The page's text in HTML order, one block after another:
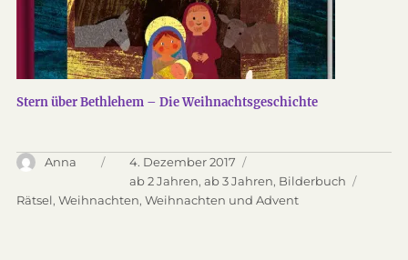
Stern über Bethlehem – Die Weihnachtsgeschichte
Autor
Anna
Veröffentlicht
am
4. Dezember 2017
Kategorien
ab 2 Jahren, ab 3 Jahren, Bilderbuch
Schlagwörter
Rätsel, Weihnachten, Weihnachten und Advent